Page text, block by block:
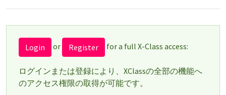
Login or Register for a full X-Class access:
ログインまたは登録により、XClassの全部の機能へ
のアクセス権限の取得が可能です。